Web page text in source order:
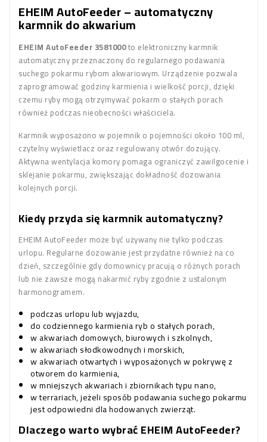
EHEIM AutoFeeder – automatyczny
karmnik do akwarium
EHEIM AutoFeeder 3581000to elektroniczny karmnik
automatyczny przeznaczony do regularnego podawania
suchego pokarmu rybom akwariowym. Urządzenie pozwala
zaprogramować godziny karmienia i wielkość porcji, dzięki
czemu ryby mogą otrzymywać pokarm o stałych porach
również podczas nieobecności właściciela.
Karmnik wyposażono w pojemnik o pojemności około 100 ml,
czytelny wyświetlacz oraz regulowany otwór dozujący.
Aktywna wentylacja komory pomaga ograniczyć zawilgocenie i
sklejanie pokarmu, zwiększając dokładność dozowania
kolejnych porcji.
Kiedy przyda się karmnik automatyczny?
EHEIM AutoFeeder może być używany nie tylko podczas
urlopu. Regularne dozowanie jest przydatne również na co
dzień, szczególnie gdy domownicy pracują o różnych porach
lub nie zawsze mogą nakarmić ryby zgodnie z ustalonym
harmonogramem.
podczas urlopu lub wyjazdu,
do codziennego karmienia ryb o stałych porach,
w akwariach domowych, biurowych i szkolnych,
w akwariach słodkowodnych i morskich,
w akwariach otwartych i wyposażonych w pokrywę z
otworem do karmienia,
w mniejszych akwariach i zbiornikach typu nano,
w terrariach, jeżeli sposób podawania suchego pokarmu
jest odpowiedni dla hodowanych zwierząt.
Dlaczego warto wybrać EHEIM AutoFeeder?